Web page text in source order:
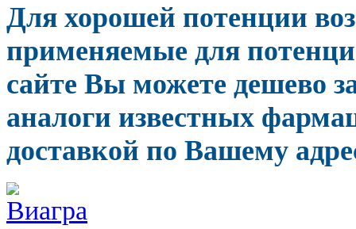
Для хорошей потенции
применяемые для
сайте Вы можете дешево
аналоги известных
доставкой по Вашему